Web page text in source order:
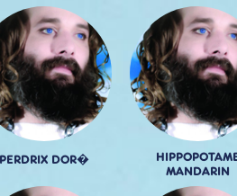
PERDRIX DOR�
MANDARIN